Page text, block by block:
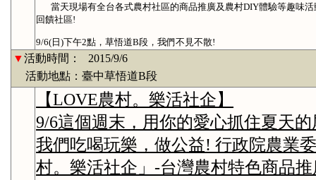
當天現場有全台各式農村社區的商品推廣及農村DIY體驗等趣味
回饋社區!
9/6(日)下午2點，草悟道B段，我們不見不散!
▼活動時間：
2015/9/6
活動地點：臺中草悟道B段
【LOVE農村。樂活社企】
9/6這個週末，用你的愛心抓住夏天
我們吃喝玩樂，做公益! 行政院農業
村。樂活社企」-台灣農村特色商品